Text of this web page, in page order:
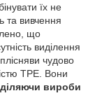
їх не
та вивчення
що
виділення
чудово
ТРЕ. Вони
вироби